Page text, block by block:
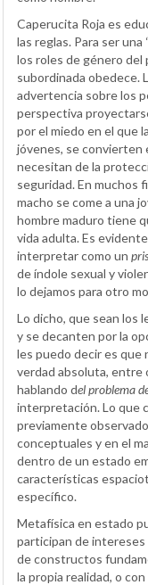
Caperucita Roja es
las reglas. Para ser
los roles de género del
subordinada obedece.
advertencia sobre los
perspectiva
por el miedo en el que
jóvenes, se convierten
necesitan de la
seguridad. En muchos
macho se come a una
hombre maduro tiene
vida adulta. Es
interpretar como un
de índole sexual y
lo dejamos para otro
Lo dicho, que sean los
y se decanten por la
les puedo decir es que
verdad absoluta, entre
hablando del problema
interpretación. Lo que
previamente
conceptuales y en el
dentro de un estado
características
específico.
Metafísica en estado
participan de intereses
de constructos
la propia realidad, o